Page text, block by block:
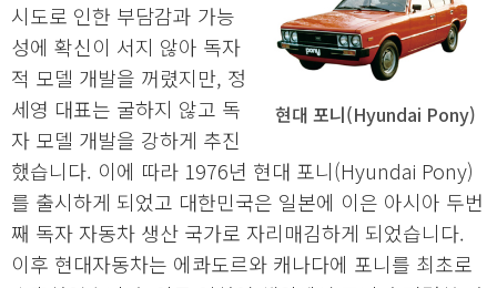
현대 포니(Hyundai Pony)
시도로 인한 부담감과 가능
성에 확신이 서지 않아 독자
적 모델 개발을 꺼렸지만, 정
세영 대표는 굴하지 않고 독
자 모델 개발을 강하게 추진
했습니다. 이에 따라 1976년 현대 포니(Hyundai Pony)
를 출시하게 되었고 대한민국은 일본에 이은 아시아 두번
째 독자 자동차 생산 국가로 자리매김하게 되었습니다.
이후 현대자동차는 에콰도르와 캐나다에 포니를 최초로